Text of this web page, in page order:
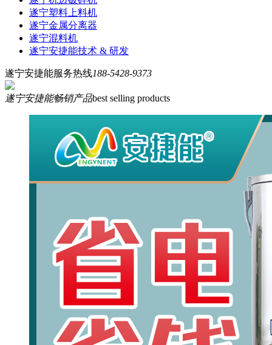
遂宁塑料上料机
遂宁金属分离器
遂宁混料机
遂宁安捷能技术 & 研发
遂宁安捷能服务热线188-5428-9373
遂宁安捷能畅销产品best selling products